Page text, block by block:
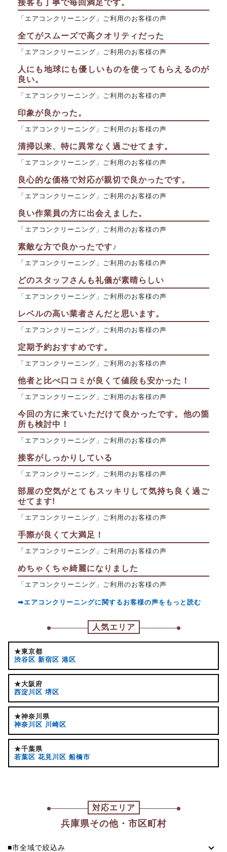
接客も丁寧で毎回満足です。
「エアコンクリーニング」ご利用のお客様の声
全てがスムーズで高クオリティだった
「エアコンクリーニング」ご利用のお客様の声
人にも地球にも優しいものを使ってもらえるのが
良い。
「エアコンクリーニング」ご利用のお客様の声
印象が良かった。
「エアコンクリーニング」ご利用のお客様の声
清掃以来、特に異常なく過ごせてます。
「エアコンクリーニング」ご利用のお客様の声
良心的な価格で対応が親切で良かったです。
「エアコンクリーニング」ご利用のお客様の声
良い作業員の方に出会えました。
「エアコンクリーニング」ご利用のお客様の声
素敵な方で良かったです♪
「エアコンクリーニング」ご利用のお客様の声
どのスタッフさんも礼儀が素晴らしい
「エアコンクリーニング」ご利用のお客様の声
レベルの高い業者さんだと思います。
「エアコンクリーニング」ご利用のお客様の声
定期予約おすすめです。
「エアコンクリーニング」ご利用のお客様の声
他者と比べ口コミが良くて値段も安かった！
「エアコンクリーニング」ご利用のお客様の声
今回の方に来ていただけて良かったです。他の箇
所も検討中！
「エアコンクリーニング」ご利用のお客様の声
接客がしっかりしている
「エアコンクリーニング」ご利用のお客様の声
部屋の空気がとてもスッキリして気持ち良く過ご
せてます!
「エアコンクリーニング」ご利用のお客様の声
手際が良くて大満足！
「エアコンクリーニング」ご利用のお客様の声
めちゃくちゃ綺麗になりました
「エアコンクリーニング」ご利用のお客様の声
➡エアコンクリーニングに関するお客様の声をもっと読む
人気エリア
★東京都
渋谷区 新宿区 港区
★大阪府
西淀川区 堺区
★神奈川県
神奈川区 川崎区
★千葉県
若葉区 花見川区 船橋市
対応エリア
兵庫県その他・市区町村
■市全域で絞込み